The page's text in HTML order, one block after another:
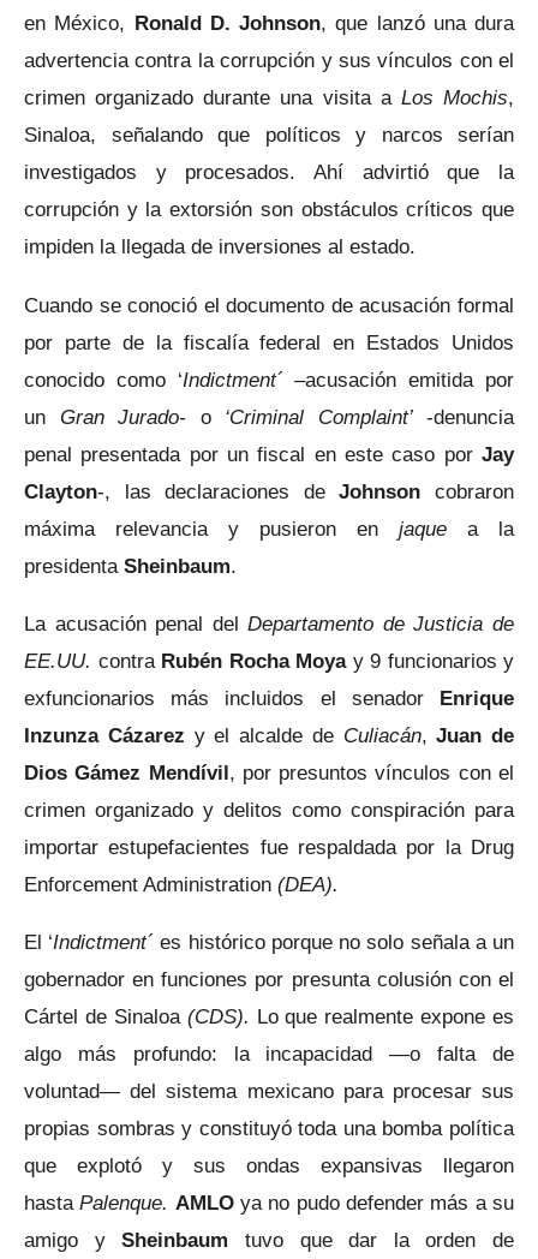
en México, Ronald D. Johnson, que lanzó una dura
advertencia contra la corrupción y sus vínculos con el
crimen organizado durante una visita a Los Mochis,
Sinaloa, señalando que políticos y narcos serían
investigados y procesados. Ahí advirtió que la
corrupción y la extorsión son obstáculos críticos que
impiden la llegada de inversiones al estado.
Cuando se conoció el documento de acusación formal
por parte de la fiscalía federal en Estados Unidos
conocido como ‘Indictment´ –acusación emitida por
un Gran Jurado- o ‘Criminal Complaint’-denuncia
penal presentada por un fiscal en este caso por Jay
Clayton-, las declaraciones de Johnson
cobraron
máxima relevancia y pusieron en
jaque
a la
presidenta Sheinbaum.
La acusación penal del Departamento de Justicia de
EE.UU. contra Rubén Rocha Moyay 9 funcionarios y
exfuncionarios más incluidos el senador
Enrique
Inzunza Cázarez y el alcalde de Culiacán, Juan de
Dios Gámez Mendívil, por presuntos vínculos con el
crimen organizado y delitos como conspiración para
importar estupefacientes fue respaldada por la Drug
Enforcement Administration (DEA).
El ‘Indictment´ es histórico porque no solo señala a un
gobernador en funciones por presunta colusión con el
Cártel de Sinaloa (CDS). Lo que realmente expone es
algo más profundo: la incapacidad —o falta de
voluntad— del sistema mexicano para procesar sus
propias sombras y constituyó toda una bomba política
que explotó y sus ondas expansivas llegaron
hasta Palenque. AMLO ya no pudo defender más a su
amigo y
Sheinbaum
tuvo que dar la orden de